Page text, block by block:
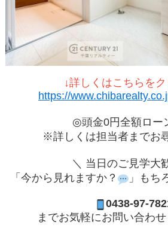
↓詳しくはこちらを
https://
◎頭金0円全額ロー
※詳しくは担当者までお尋
＼ 当日のご見学大
「今から見れますか？
」もち
0438-97-
までお気軽にお問い合わ